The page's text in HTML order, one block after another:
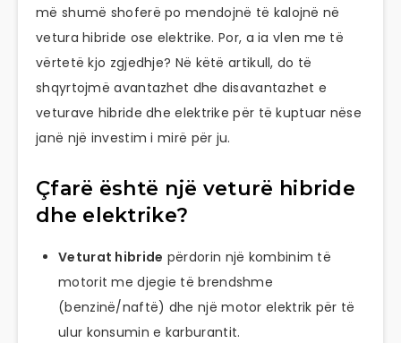
më shumë shoferë po mendojnë të kalojnë në
vetura hibride ose elektrike. Por, a ia vlen me të
vërtetë kjo zgjedhje? Në këtë artikull, do të
shqyrtojmë avantazhet dhe disavantazhet e
veturave hibride dhe elektrike për të kuptuar nëse
janë një investim i mirë për ju.
Çfarë është një veturë hibride
dhe elektrike?
Veturat hibride përdorin një kombinim të
motorit me djegie të brendshme
(benzinë/naftë) dhe një motor elektrik për të
ulur konsumin e karburantit.